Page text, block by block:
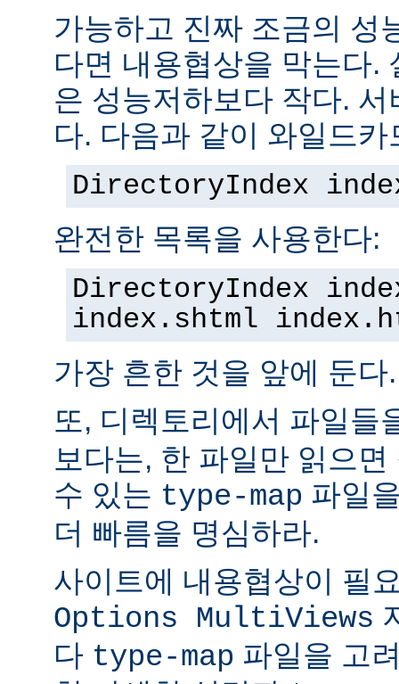
가능하고 진짜 조금의 성
다면 내용협상을 막는다.
은 성능저하보다 작다.
다. 다음과 같이 와일드
DirectoryIndex
완전한 목록을 사용한다:
DirectoryIndex
index.shtml
가장 흔한 것을 앞에 둔다.
또, 디렉토리에서 파일들
보다는, 한 파일만 읽으
수 있는 type-map 파일
더 빠름을 명심하라.
사이트에 내용협상이 필
Options MultiViews
다 type-map 파일을 고